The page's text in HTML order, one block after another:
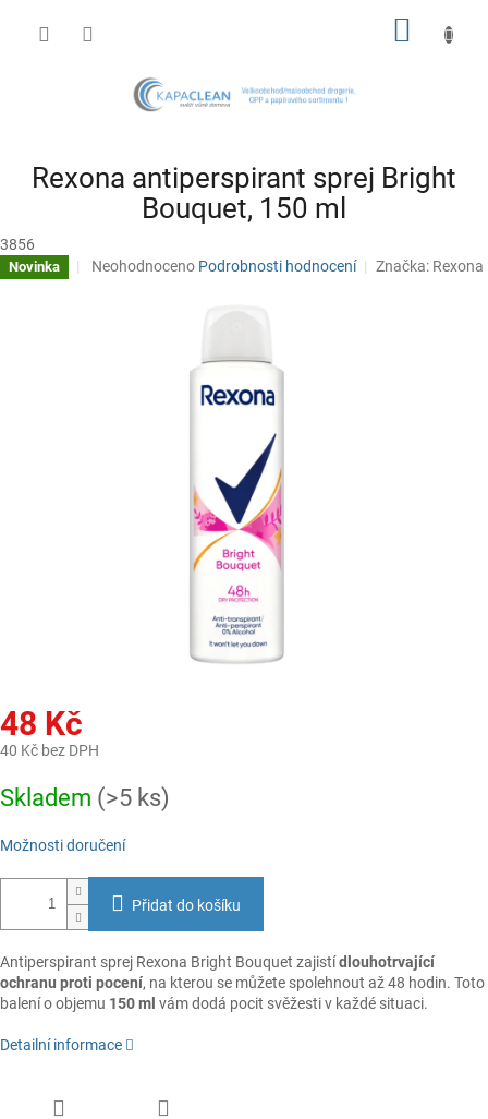
Rexona antiperspirant sprej Bright
Bouquet, 150 ml
3856
Novinka
Průměrné
Neohodnoceno Podrobnosti hodnocení Značka: Rexona
48 Kč
40 Kč bez DPH
cena:
Skladem (>5 ks)
Možnosti doručení
Přidat do košíku
Antiperspirant sprej Rexona Bright Bouquet zajistídlouhotrvající
ochranu proti pocení, na kterou se můžete spolehnout až 48 hodin. Toto
balení o objemu 150 ml vám dodá pocit svěžesti v každé situaci.
Detailní informace